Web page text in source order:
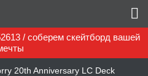
/ соберем скейтборд вашей
20th Anniversary LC Deck